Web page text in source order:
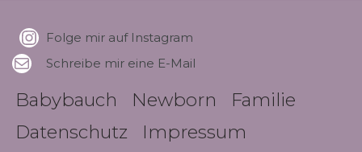
Folge mir auf Instagram
Schreibe mir eine E-Mail
Babybauch Newborn
Familie
Datenschutz
Impressum